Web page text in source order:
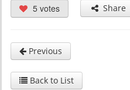
5 votes Share
Previous
Back to List